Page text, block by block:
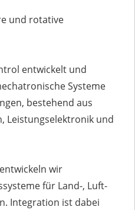
und rotative
entwickelt und
Systeme
bestehend aus
Leistungselektronik und
wir
für Land-, Luft-
Integration ist dabei